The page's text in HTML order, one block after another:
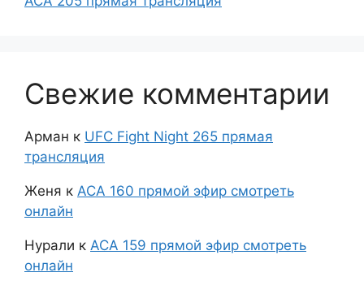
Свежие комментарии
Арман к UFC Fight Night 265 прямая
трансляция
Женя к АСА 160 прямой эфир смотреть
онлайн
Нурали к АСА 159 прямой эфир смотреть
онлайн